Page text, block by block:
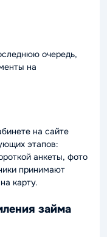
очередь,
на
на сайте
этапов:
анкеты, фото
принимают
карту.
займа